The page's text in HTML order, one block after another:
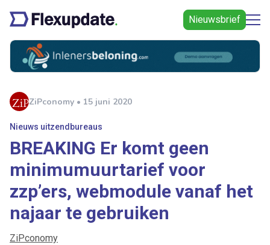
Nieuwsbrief
ZiPconomy • 15 juni 2020
Nieuws uitzendbureaus
BREAKING Er komt geen
minimumuurtarief voor
zzp’ers, webmodule vanaf het
najaar te gebruiken
ZiPconomy